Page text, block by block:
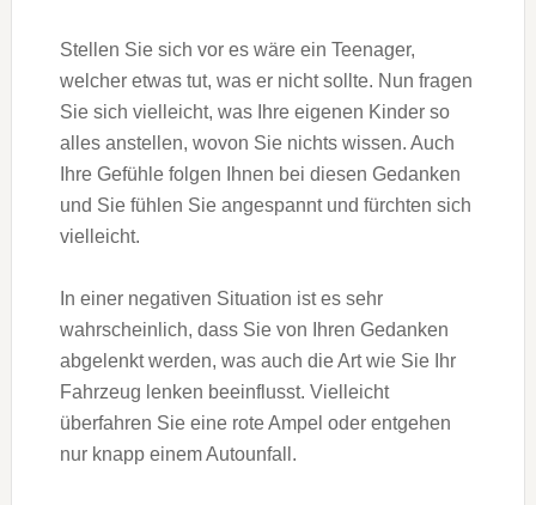
Stellen Sie sich vor es wäre ein Teenager,
welcher etwas tut, was er nicht sollte. Nun fragen
Sie sich vielleicht, was Ihre eigenen Kinder so
alles anstellen, wovon Sie nichts wissen. Auch
Ihre Gefühle folgen Ihnen bei diesen Gedanken
und Sie fühlen Sie angespannt und fürchten sich
vielleicht.
In einer negativen Situation ist es sehr
wahrscheinlich, dass Sie von Ihren Gedanken
abgelenkt werden, was auch die Art wie Sie Ihr
Fahrzeug lenken beeinflusst. Vielleicht
überfahren Sie eine rote Ampel oder entgehen
nur knapp einem Autounfall.